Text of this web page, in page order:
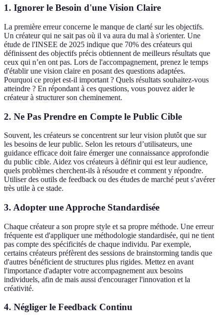
1. Ignorer le Besoin d'une Vision Claire
La première erreur concerne le manque de clarté sur les objectifs.
Un créateur qui ne sait pas où il va aura du mal à s'orienter. Une
étude de l'INSEE de 2025 indique que 70% des créateurs qui
définissent des objectifs précis obtiennent de meilleurs résultats que
ceux qui n’en ont pas. Lors de l'accompagnement, prenez le temps
d'établir une vision claire en posant des questions adaptées.
Pourquoi ce projet est-il important ? Quels résultats souhaitez-vous
atteindre ? En répondant à ces questions, vous pouvez aider le
créateur à structurer son cheminement.
2. Ne Pas Prendre en Compte le Public Cible
Souvent, les créateurs se concentrent sur leur vision plutôt que sur
les besoins de leur public. Selon les retours d’utilisateurs, une
guidance efficace doit faire émerger une connaissance approfondie
du public cible. Aidez vos créateurs à définir qui est leur audience,
quels problèmes cherchent-ils à résoudre et comment y répondre.
Utiliser des outils de feedback ou des études de marché peut s’avérer
très utile à ce stade.
3. Adopter une Approche Standardisée
Chaque créateur a son propre style et sa propre méthode. Une erreur
fréquente est d'appliquer une méthodologie standardisée, qui ne tient
pas compte des spécificités de chaque individu. Par exemple,
certains créateurs préfèrent des sessions de brainstorming tandis que
d'autres bénéficient de structures plus rigides. Mettez en avant
l'importance d'adapter votre accompagnement aux besoins
individuels, afin de mais aussi d'encourager l'innovation et la
créativité.
4. Négliger le Feedback Continu